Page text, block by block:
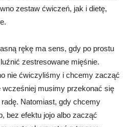
zestaw ćwiczeń, jak i dietę,
rękę ma sens, gdy po prostu
zestresowane mięśnie.
nie ćwiczyliśmy i chcemy zacząć
wcześniej musimy przekonać się
Natomiast, gdy chcemy
bez efektu jojo albo zacząć